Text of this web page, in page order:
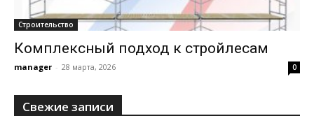
Строительство
Комплексный подход к стройлесам
manager - 28 марта, 2026 0
Свежие записи